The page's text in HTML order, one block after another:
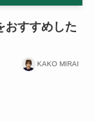
おすすめした
KAKO MIRAI